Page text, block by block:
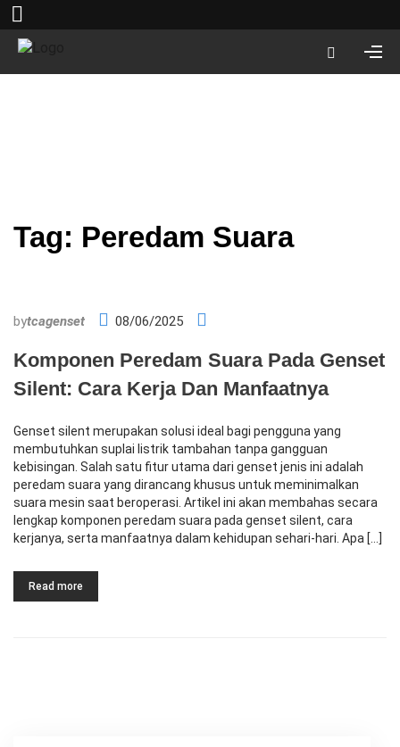
Tag: Peredam Suara
bytcagenset 08/06/2025
Komponen Peredam Suara Pada Genset
Silent: Cara Kerja Dan Manfaatnya
Genset silent merupakan solusi ideal bagi pengguna yang
membutuhkan suplai listrik tambahan tanpa gangguan
kebisingan. Salah satu fitur utama dari genset jenis ini adalah
peredam suara yang dirancang khusus untuk meminimalkan
suara mesin saat beroperasi. Artikel ini akan membahas secara
lengkap komponen peredam suara pada genset silent, cara
kerjanya, serta manfaatnya dalam kehidupan sehari-hari. Apa […]
Read more